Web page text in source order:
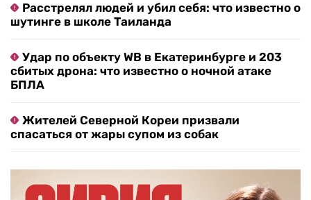
Расстрелял людей и убил себя: что известно о
шутинге в школе Таиланда
Удар по объекту WB в Екатеринбурге и 203
сбитых дрона: что известно о ночной атаке
БПЛА
Жителей Северной Кореи призвали
спасаться от жары супом из собак